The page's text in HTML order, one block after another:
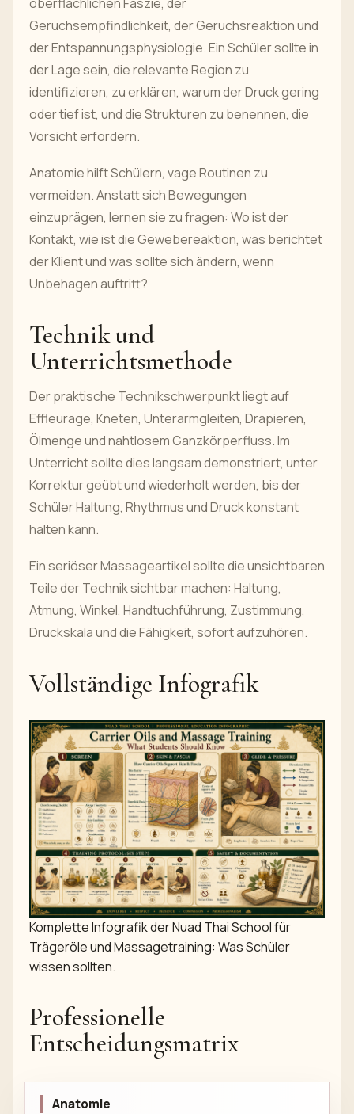
Geruchsempfindlichkeit, der Geruchsreaktion und
der Entspannungsphysiologie. Ein Schüler sollte in
der Lage sein, die relevante Region zu
identifizieren, zu erklären, warum der Druck gering
oder tief ist, und die Strukturen zu benennen, die
Vorsicht erfordern.
Anatomie hilft Schülern, vage Routinen zu
vermeiden. Anstatt sich Bewegungen
einzuprägen, lernen sie zu fragen: Wo ist der
Kontakt, wie ist die Gewebereaktion, was berichtet
der Klient und was sollte sich ändern, wenn
Unbehagen auftritt?
Technik und
Unterrichtsmethode
Der praktische Technikschwerpunkt liegt auf
Effleurage, Kneten, Unterarmgleiten, Drapieren,
Ölmenge und nahtlosem Ganzkörperfluss. Im
Unterricht sollte dies langsam demonstriert, unter
Korrektur geübt und wiederholt werden, bis der
Schüler Haltung, Rhythmus und Druck konstant
halten kann.
Ein seriöser Massageartikel sollte die unsichtbaren
Teile der Technik sichtbar machen: Haltung,
Atmung, Winkel, Handtuchführung, Zustimmung,
Druckskala und die Fähigkeit, sofort aufzuhören.
Vollständige Infografik
Komplette Infografik der Nuad Thai School für
Trägeröle und Massagetraining: Was Schüler
wissen sollten.
Professionelle
Entscheidungsmatrix
Anatomie